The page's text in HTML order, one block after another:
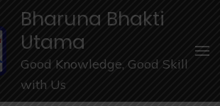
Bharuna Bhakti
Utama
Good Knowledge, Good Skill
with Us